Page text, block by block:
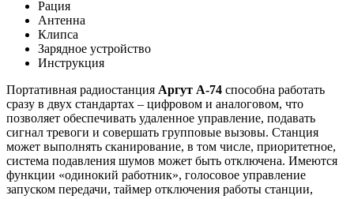
Рация
Антенна
Клипса
Зарядное устройство
Инструкция
Портативная радиостанция Аргут А-74 способна работать
сразу в двух стандартах – цифровом и аналоговом, что
позволяет обеспечивать удаленное управление, подавать
сигнал тревоги и совершать групповые вызовы. Станция
может выполнять сканирование, в том числе, приоритетное,
система подавления шумов может быть отключена. Имеются
функции «одинокий работник», голосовое управление
запуском передачи, таймер отключения работы станции,